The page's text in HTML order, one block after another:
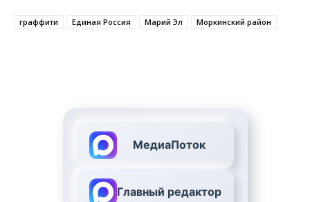
граффити Единая Россия Марий Эл Моркинский район
МедиаПоток
Главный редактор